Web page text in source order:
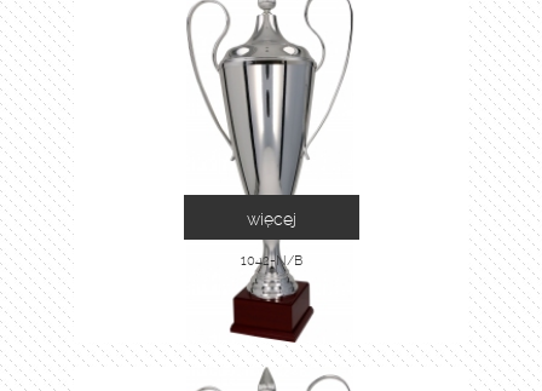
1042-N/B
więcej